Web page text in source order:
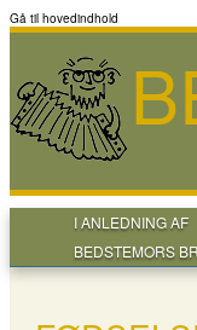
Gå til hovedindhold
I ANLEDNING AF
BEDSTEMORS